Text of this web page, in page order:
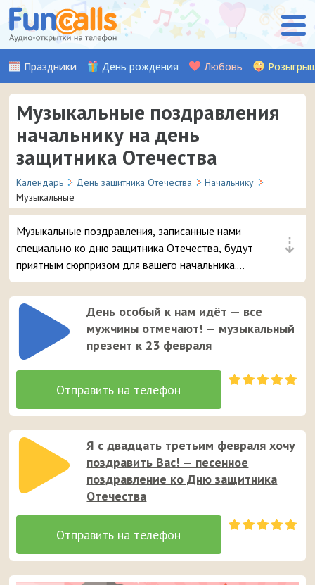
Праздники День рождения Любовь
Музыкальные поздравления
начальнику на день
защитника Отечества
Календарь День защитника Отечества
Начальнику
Музыкальные
⇣
Музыкальные поздравления, записанные нами
специально ко дню защитника Отечества, будут
приятным сюрпризом для вашего начальника.
Слушайте, выбирайте и отправляйте понравившуюся
песню на смартфон.
День особый к нам идёт — все
мужчины отмечают! — музыкальный
презент к 23 февраля
Я с двадцать третьим февраля хочу
поздравить Вас! — песенное
поздравление ко Дню защитника
Отечества